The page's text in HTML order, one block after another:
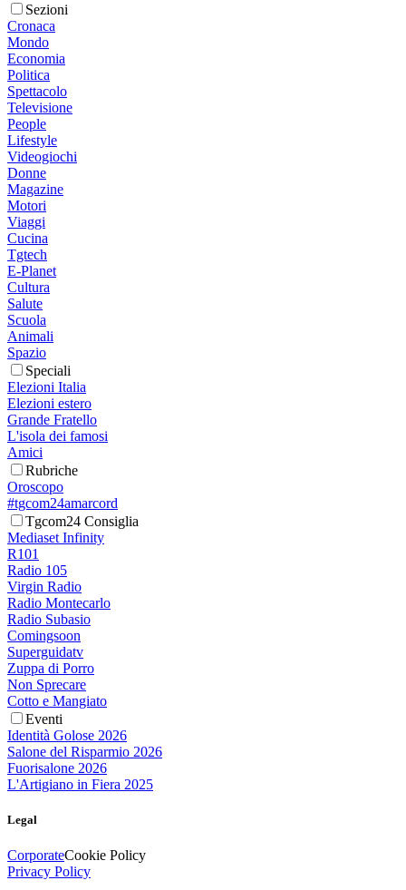
Sezioni
Cronaca
Mondo
Economia
Politica
Spettacolo
Televisione
People
Lifestyle
Videogiochi
Donne
Magazine
Motori
Viaggi
Cucina
Tgtech
E-Planet
Cultura
Salute
Scuola
Animali
Spazio
Speciali
Elezioni Italia
Elezioni estero
Grande Fratello
L'isola dei famosi
Amici
Rubriche
Oroscopo
#tgcom24amarcord
Tgcom24 Consiglia
Mediaset Infinity
R101
Radio 105
Virgin Radio
Radio Montecarlo
Radio Subasio
Comingsoon
Superguidatv
Zuppa di Porro
Non Sprecare
Cotto e Mangiato
Eventi
Identità Golose 2026
Salone del Risparmio 2026
Fuorisalone 2026
L'Artigiano in Fiera 2025
Legal
CorporateCookie Policy
Privacy Policy